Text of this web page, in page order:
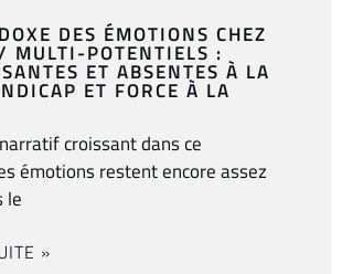
DES ÉMOTIONS CHEZ
MULTI-POTENTIELS :
ET ABSENTES À LA
ET FORCE À LA
croissant dans ce
émotions restent encore assez
le
»